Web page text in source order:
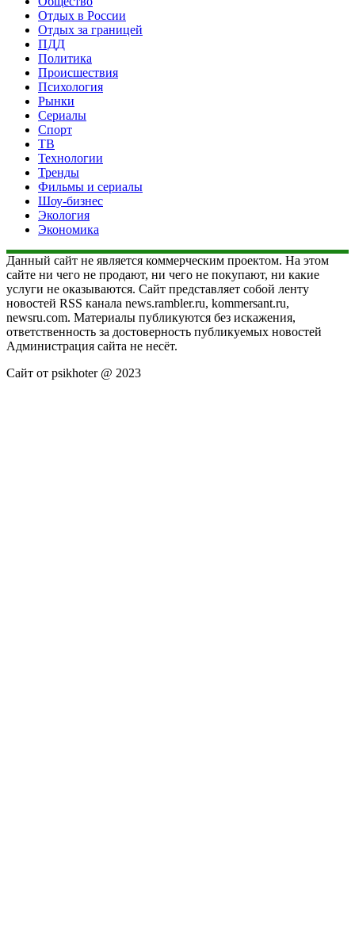
Отдых в России
Отдых за границей
ПДД
Политика
Происшествия
Психология
Рынки
Сериалы
Спорт
ТВ
Технологии
Тренды
Фильмы и сериалы
Шоу-бизнес
Экология
Экономика
Данный сайт не является коммерческим проектом. На этом
сайте ни чего не продают, ни чего не покупают, ни какие
услуги не оказываются. Сайт представляет собой ленту
новостей RSS канала news.rambler.ru, kommersant.ru,
newsru.com. Материалы публикуются без искажения,
ответственность за достоверность публикуемых новостей
Администрация сайта не несёт.
Сайт от psikhoter @ 2023